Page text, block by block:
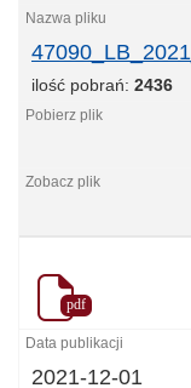
ilość pobrań: 2436
10-
19.pdf
pdf
2021-12-01